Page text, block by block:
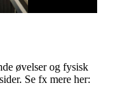
øvelser og fysisk
Se fx mere her: